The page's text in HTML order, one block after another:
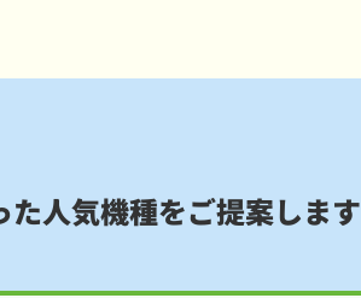
た人気機種をご提案します